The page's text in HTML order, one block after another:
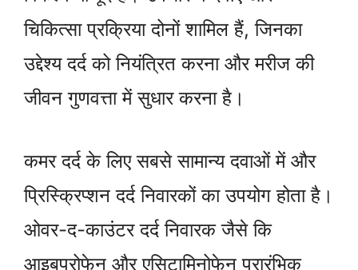
चिकित्सा प्रक्रिया दोनों शामिल हैं, जिनका
उद्देश्य दर्द को नियंत्रित करना और मरीज की
जीवन गुणवत्ता में सुधार करना है।
कमर दर्द के लिए सबसे सामान्य दवाओं में और
प्रिस्क्रिप्शन दर्द निवारकों का उपयोग होता है।
ओवर-द-काउंटर दर्द निवारक जैसे कि
आइबुप्रोफेन और एसिटामिनोफेन प्रारंभिक